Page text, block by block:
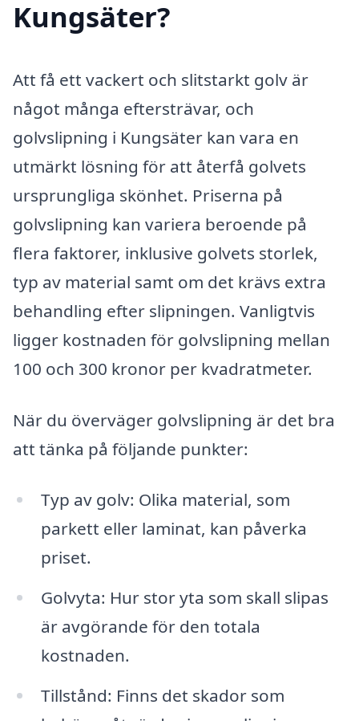
Kungsäter?
Att få ett vackert och slitstarkt golv är
något många eftersträvar, och
golvslipning i Kungsäter kan vara en
utmärkt lösning för att återfå golvets
ursprungliga skönhet. Priserna på
golvslipning kan variera beroende på
flera faktorer, inklusive golvets storlek,
typ av material samt om det krävs extra
behandling efter slipningen. Vanligtvis
ligger kostnaden för golvslipning mellan
100 och 300 kronor per kvadratmeter.
När du överväger golvslipning är det bra
att tänka på följande punkter:
Typ av golv: Olika material, som
parkett eller laminat, kan påverka
priset.
Golvyta: Hur stor yta som skall slipas
är avgörande för den totala
kostnaden.
Tillstånd: Finns det skador som